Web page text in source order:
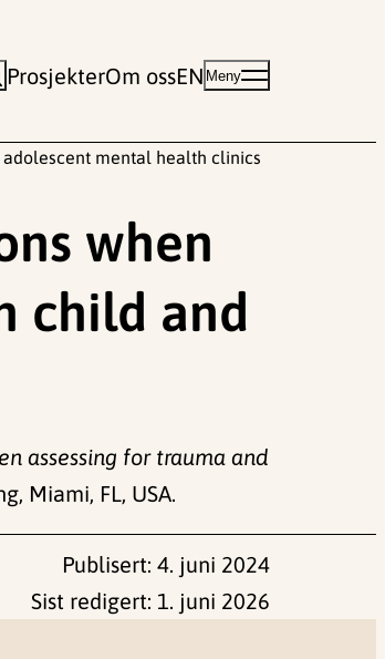
ProsjekterOm ossEN Meny
adolescent mental health clinics
when
child and
assessing for trauma and
Miami, FL, USA.
Publisert: 4. juni 2024
Sist redigert: 1. juni 2026